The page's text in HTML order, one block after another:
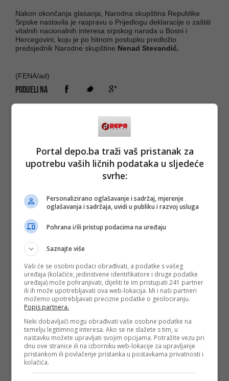
Nakon okončanja glasanja, Narodna skupština Republike
Srpske nastavila je raspravu o Prijedlogu deklaracije o zaštiti
vitalnih nacionalnih interesa srpskog naroda u Bosni i
Hercegovini, koju je po hitnom postupku predložio
predsjednik Narodne skupštine Nenad Stevandić.
(FENA/ad)
PODIJELI NA
pratite putem društvenih mreža
Portal depo.ba traži vaš pristanak za
upotrebu vaših ličnih podataka u sljedeće
svrhe:
Personalizirano oglašavanje i sadržaj, mjerenje
oglašavanja i sadržaja, uvidi u publiku i razvoj usluga
Pohrana i/ili pristup podacima na uređaju
Saznajte više
Vaši će se osobni podaci obrađivati, a podatke s vašeg
uređaja (kolačiće, jedinstvene identifikatore i druge podatke
uređaja) može pohranjivati, dijeliti te im pristupati 241 partner
ili ih može upotrebljavati ova web-lokacija. Mi i naši partneri
možemo upotrebljavati precizne podatke o geolociranju.
Popis partnera.
Neki dobavljači mogu obrađivati vaše osobne podatke na
temelju legitimnog interesa. Ako se ne slažete s tim, u
nastavku možete upravljati svojim opcijama. Potražite vezu pri
dnu ove stranice ili na izborniku web-lokacije za upravljanje
pristankom ili povlačenje pristanka u postavkama privatnosti i
kolačića.